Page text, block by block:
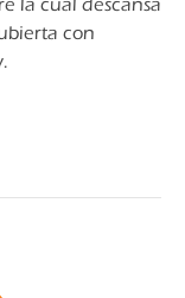
la cual descansa
con